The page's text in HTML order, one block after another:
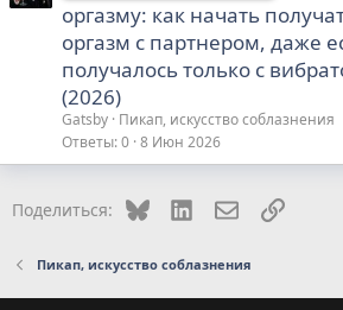
оргазму: как начать
оргазм с партнером, даже
получалось только с
(2026)
Gatsby Пикап, искусство соблазнения
Ответы 0 8 Июн 2026
Поделиться: Bluesky LinkedInЭлектронная
Ссылка
Пикап, искусство соблазнения